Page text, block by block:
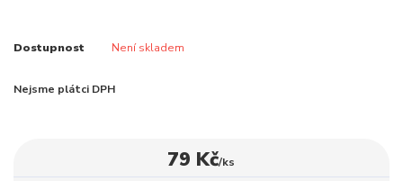
Dostupnost Není skladem
Nejsme plátci DPH
79 Kč/ks